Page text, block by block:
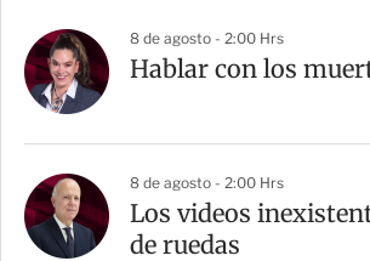
8 de agosto - 2:00 Hrs
Hablar con los
8 de agosto - 2:00 Hrs
Los videos
de ruedas